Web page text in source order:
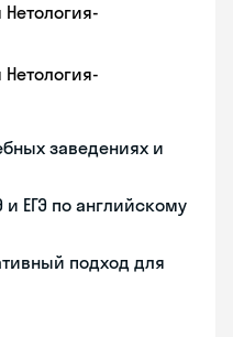
заведениях и
и ЕГЭ по английскому
подход для